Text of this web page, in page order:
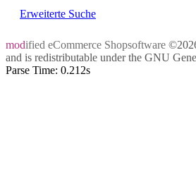
Erweiterte Suche
modified eCommerce Shopsoftware
and is redistributable under the GNU
Parse Time: 0.212s